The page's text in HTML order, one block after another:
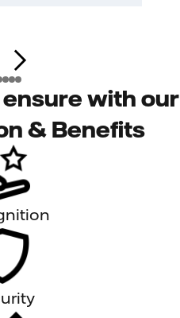
with our
& Benefits